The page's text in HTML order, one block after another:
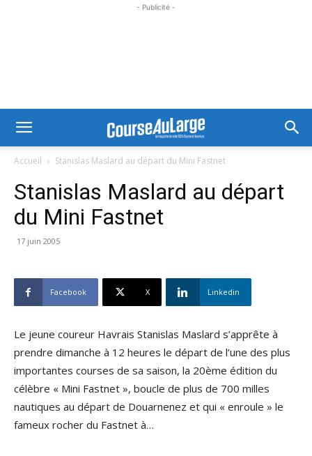
- Publicité -
Accueil Stanislas Maslard au départ du Mini Fastnet
Stanislas Maslard au départ
du Mini Fastnet
17 juin 2005
Facebook X Linkedin
Le jeune coureur Havrais Stanislas Maslard s’apprête à
prendre dimanche à 12 heures le départ de l’une des plus
importantes courses de sa saison, la 20ème édition du
célèbre « Mini Fastnet », boucle de plus de 700 milles
nautiques au départ de Douarnenez et qui « enroule » le
fameux rocher du Fastnet à…